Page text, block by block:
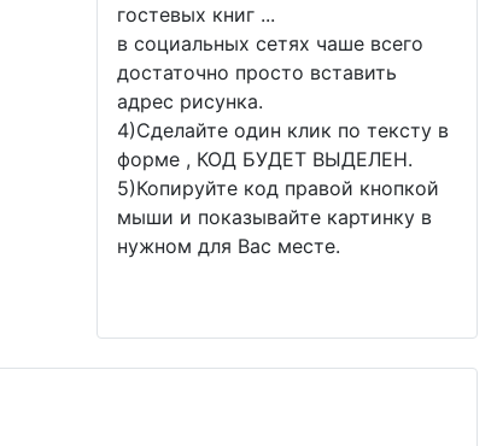
гостевых книг ...
в социальных сетях чаше всего
достаточно просто вставить
адрес рисунка.
4)Сделайте один клик по тексту в
форме , КОД БУДЕТ ВЫДЕЛЕН.
5)Копируйте код правой кнопкой
мыши и показывайте картинку в
нужном для Вас месте.